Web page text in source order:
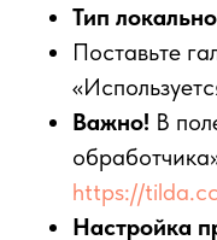
Тип
Поставьте
Важно! В
https://
Настройка